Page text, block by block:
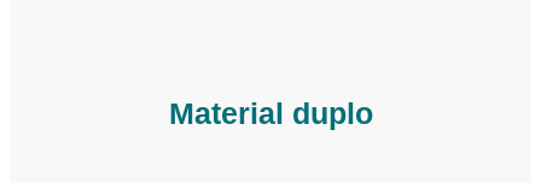
Material duplo